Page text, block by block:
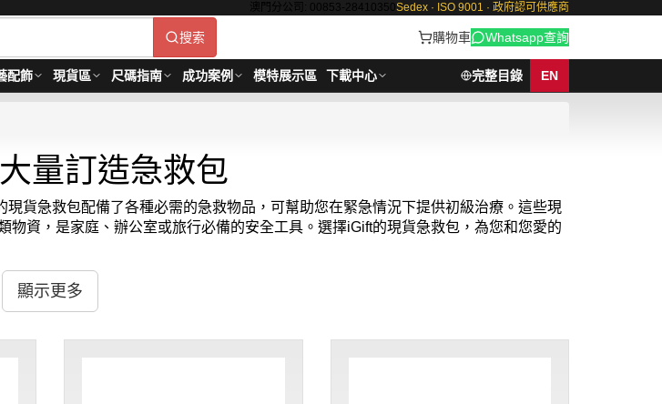
澳門分公司: 00853-28410350 Sedex · ISO 9001 · 政府認可供應商
搜索 購物車 Whatsapp查詢
配飾 現貨區 尺碼指南 成功案例 模特展示區 下載中心 完整目錄 EN
量訂造急救包
現貨急救包配備了各種必需的急救物品，可幫助您在緊急情況下提供初級治療。這些現
資，是家庭、辦公室或旅行必備的安全工具。選擇iGift的現貨急救包，為您和您愛的
危機。每個現貨急救包都包含清晰的使用說明，使即便是非專業人士也能簡單快速地
都是一個理想的選擇。立即
價格：HKD50 / 起, 視乎數量而定。貨期約需3-7天.
顯示更多